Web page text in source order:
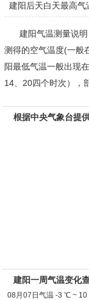
建阳后天白天最高气
建阳气温测量说
测得的空气温度(一般
阳最低气温一般出现
14、20四个时次），
根据中央气象台提
建阳一周气温变化
08月07日气温 -3 ℃ ~